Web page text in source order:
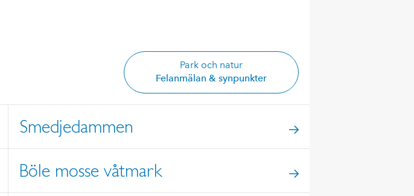
Park och natur
Felanmälan & synpunkter
Smedjedammen
Böle mosse våtmark